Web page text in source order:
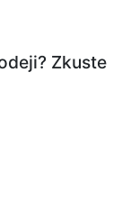
Zkuste